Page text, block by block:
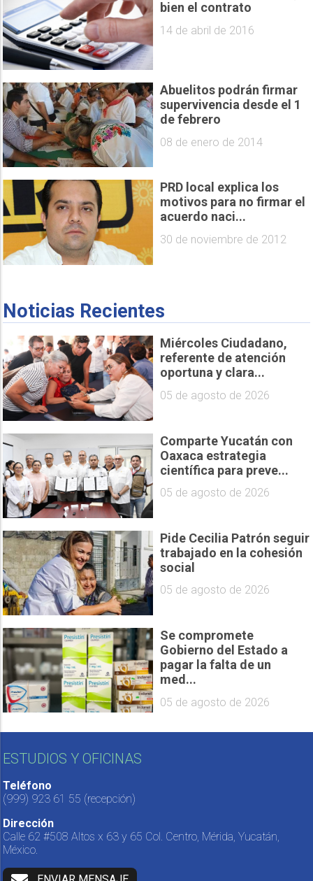
bien el contrato
14 de abril de 2016
Abuelitos podrán firmar
supervivencia desde el 1
de febrero
08 de enero de 2014
PRD local explica los
motivos para no firmar el
acuerdo naci...
30 de noviembre de 2012
Noticias Recientes
Miércoles Ciudadano,
referente de atención
oportuna y clara...
05 de agosto de 2026
Comparte Yucatán con
Oaxaca estrategia
científica para preve...
05 de agosto de 2026
Pide Cecilia Patrón seguir
trabajado en la cohesión
social
05 de agosto de 2026
Se compromete
Gobierno del Estado a
pagar la falta de un
med...
05 de agosto de 2026
ESTUDIOS Y OFICINAS
Teléfono
(999) 923 61 55 (recepción)
Dirección
Calle 62 #508 Altos x 63 y 65 Col. Centro, Mérida, Yucatán,
México.